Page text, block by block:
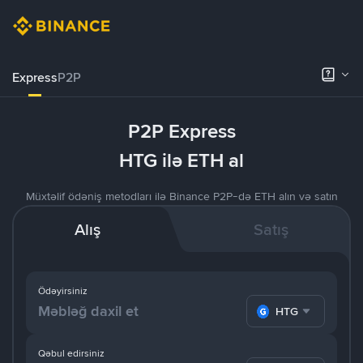
ExpressP2P
P2P Express
HTG ilə ETH al
Müxtəlif ödəniş metodları ilə Binance P2P-də ETH alın və satın
Alış Satış
Ödəyirsiniz
HTG
Qəbul edirsiniz